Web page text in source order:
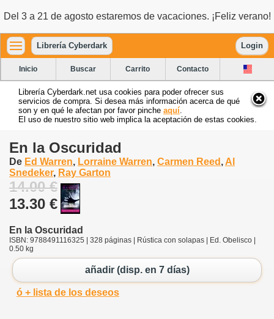
Del 3 a 21 de agosto estaremos de vacaciones. ¡Feliz verano!
Librería Cyberdark Login
Inicio Buscar Carrito Contacto
Librería Cyberdark.net usa cookies para poder ofrecer sus
servicios de compra. Si desea más información acerca de qué
son y en qué le afectan por favor pinche aquí
El uso de nuestro sitio web implica la aceptación de estas cookies.
En la Oscuridad
De Ed Warren, Lorraine Warren, Carmen Reed , Al
Snedeker, Ray Garton
14.00 €
13.30 €
En la Oscuridad
ISBN: 9788491116325 | 328 páginas | Rústica con solapas | Ed. Obelisco |
0.50 kg
añadir (disp. en 7 días)
ó + lista de los deseos